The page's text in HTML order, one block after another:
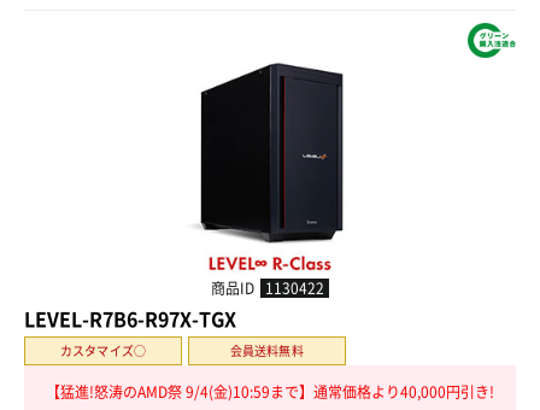
商品ID 1130422
LEVEL-R7B6-R97X-TGX
カスタマイズ○ 会員送料無料
【猛進!怒涛のAMD祭 9/4(金)10:59まで】通常価格より40,000円引き!